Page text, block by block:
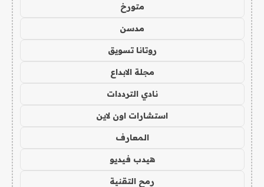
متورخ
مدسن
روتانا تسويق
مجلة الابداع
نادي الترددات
استشارات اون لاين
المعارف
هيدب فيديو
رمح التقنية